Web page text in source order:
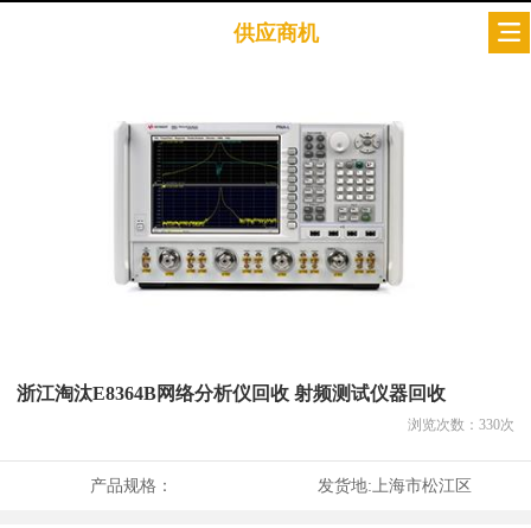
供应商机
浙江淘汰E8364B网络分析仪回收 射频测试仪器回收
浏览次数： 330次
产品规格： 发货地:上海市松江区